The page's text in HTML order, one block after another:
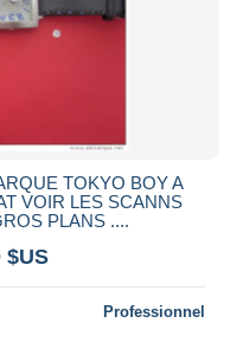
TOKYO BOY A
VOIR LES SCANNS
PLANS ....
$US
Professionnel